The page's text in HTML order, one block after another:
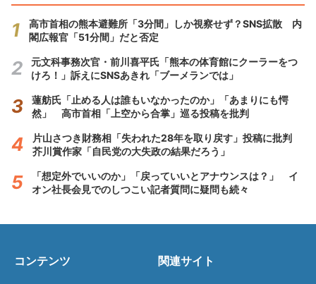
高市首相の熊本避難所「3分間」しか視察せず？SNS拡散 内
閣広報官「51分間」だと否定
元文科事務次官・前川喜平氏「熊本の体育館にクーラーをつ
けろ！」訴えにSNSあきれ「ブーメランでは」
蓮舫氏「止める人は誰もいなかったのか」「あまりにも愕
然」 高市首相「上空から合掌」巡る投稿を批判
片山さつき財務相「失われた28年を取り戻す」投稿に批判
芥川賞作家「自民党の大失政の結果だろう」
「想定外でいいのか」「戻っていいとアナウンスは？」 イ
オン社長会見でのしつこい記者質問に疑問も続々
コンテンツ 関連サイト